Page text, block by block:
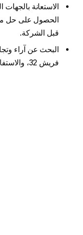
الاستعانة
الحصول على حل
قبل الشركة.
البحث عن آراء
فريش 32، والاستفادة من نصائحهم وتوصياتهم.